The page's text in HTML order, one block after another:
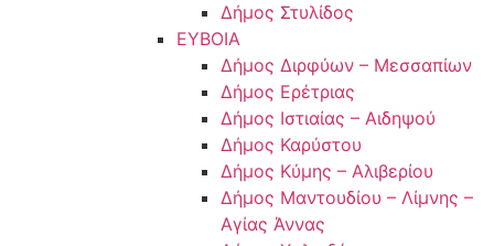
Δήμος Στυλίδος
ΕΥΒΟΙΑ
Δήμος Διρφύων – Μεσσαπίων
Δήμος Ερέτριας
Δήμος Ιστιαίας – Αιδηψού
Δήμος Καρύστου
Δήμος Κύμης – Αλιβερίου
Δήμος Μαντουδίου – Λίμνης –
Αγίας Άννας